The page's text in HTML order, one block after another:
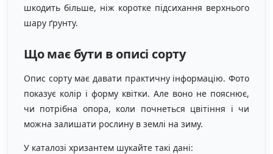
шкодить більше, ніж коротке підсихання верхнього
шару ґрунту.
Що має бути в описі сорту
Опис сорту має давати практичну інформацію. Фото
показує колір і форму квітки. Але воно не пояснює,
чи потрібна опора, коли почнеться цвітіння і чи
можна залишати рослину в землі на зиму.
У каталозі хризантем шукайте такі дані: